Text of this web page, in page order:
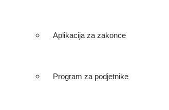
Aplikacija za zakonce
Program za podjetnike